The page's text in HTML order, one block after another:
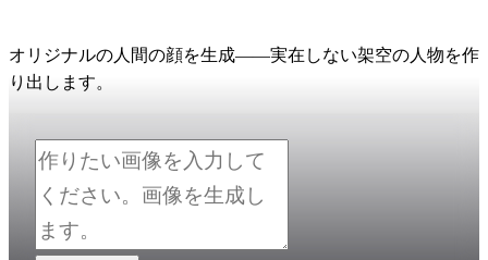
オリジナルの人間の顔を生成——実在しない架空の人物を作
り出します。